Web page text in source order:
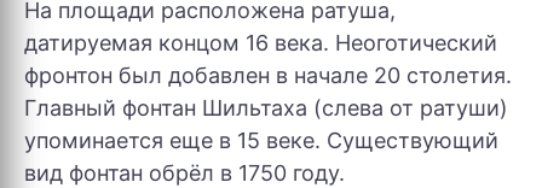
На площади расположена ратуша,
датируемая концом 16 века. Неоготический
фронтон был добавлен в начале 20 столетия.
Главный фонтан Шильтаха (слева от ратуши)
упоминается еще в 15 веке. Существующий
вид фонтан обрёл в 1750 году.